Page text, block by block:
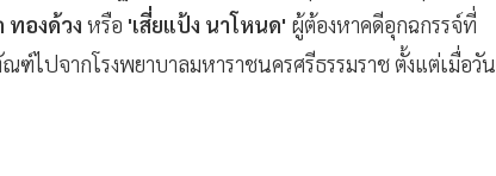
ทองด้วง หรือ 'เสี่ยแป้ง นาโหนด' ผู้ต้องหาคดีอุกฉกรรจ์ที่
ไปจากโรงพยาบาลมหาราชนครศรีธรรมราช ตั้งแต่เมื่อวัน